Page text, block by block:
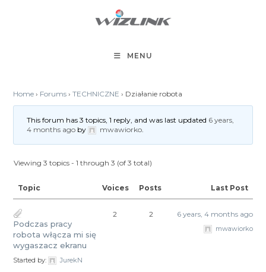
MENU
Home › Forums › TECHNICZNE › Działanie robota
This forum has 3 topics, 1 reply, and was last updated 6 years,
4 months ago by mwawiorko.
Viewing 3 topics - 1 through 3 (of 3 total)
Topic Voices Posts Last Post
Podczas pracy
robota włącza mi się
wygaszacz ekranu
Started by: JurekN
2 2 6 years, 4 months ago
mwawiorko